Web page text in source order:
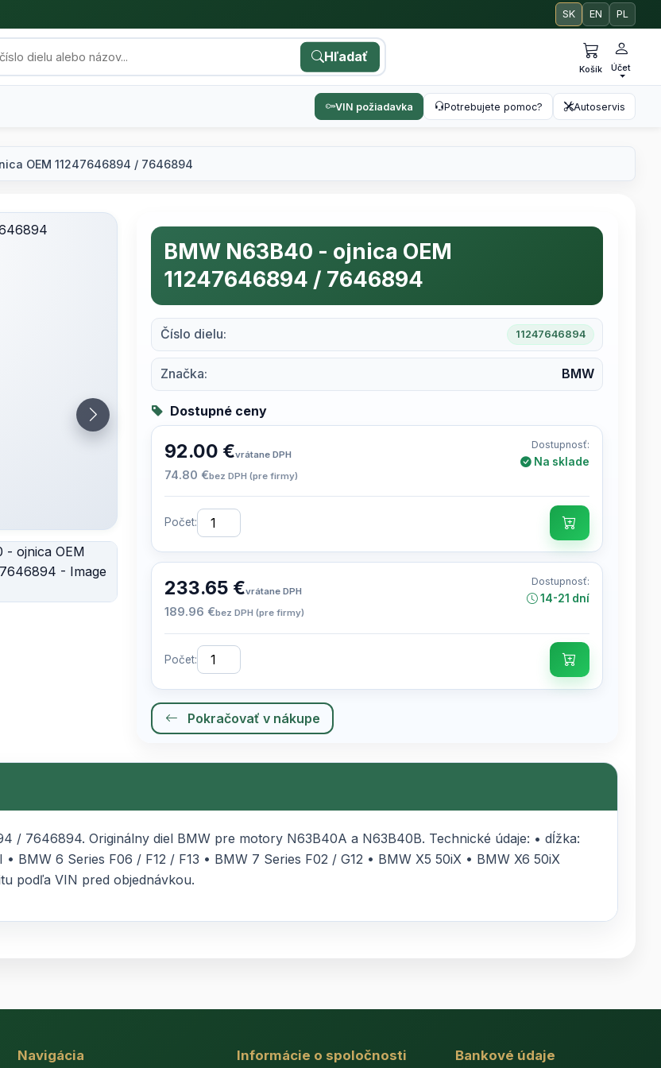
SK EN PL
Hľadať
Košík Účet
VIN požiadavka Potrebujete pomoc? Autoservis
OEM 11247646894 / 7646894
BMW N63B40 - ojnica OEM
11247646894 / 7646894
Číslo dielu: 11247646894
Značka: BMW
Dostupné ceny
92.00 €vrátane DPH
74.80 €bez DPH (pre firmy)
Dostupnosť:
Na sklade
Počet:
233.65 €vrátane DPH
189.96 €bez DPH (pre firmy)
Dostupnosť:
14-21 dní
Počet:
Pokračovať v nákupe
/ 7646894. Originálny diel BMW pre motory N63B40A a N63B40B. Technické údaje: • dĺžka:
BMW 6 Series F06 / F12 / F13 • BMW 7 Series F02 / G12 • BMW X5 50iX • BMW X6 50iX
podľa VIN pred objednávkou.
Navigácia Informácie o spoločnosti Bankové údaje